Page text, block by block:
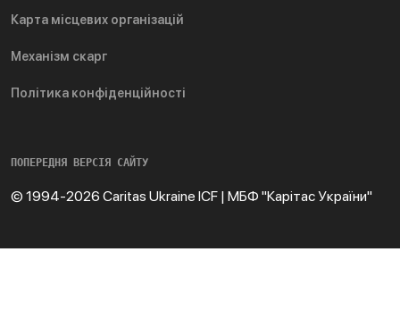
Карта місцевих організацій
Механізм скарг
Політика конфіденційності
ПОПЕРЕДНЯ ВЕРСІЯ САЙТУ
© 1994-2026 Caritas Ukraine ICF | МБФ "Карітас України"